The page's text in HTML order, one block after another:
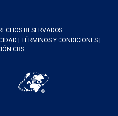
RESERVADOS
| TÉRMINOS Y CONDICIONES |
CRS